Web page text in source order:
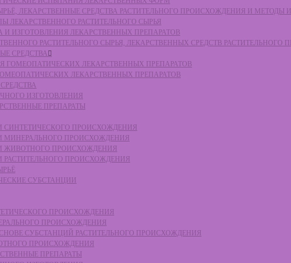
ЛЕКАРСТВЕННЫЕ СРЕДСТВА РАСТИТЕЛЬНОГО ПРОИСХОЖДЕНИЯ И МЕТОДЫ
ЛЕКАРСТВЕННОГО РАСТИТЕЛЬНОГО СЫРЬЯ
И ИЗГОТОВЛЕНИЯ ЛЕКАРСТВЕННЫХ ПРЕПАРАТОВ
РАСТИТЕЛЬНОГО СЫРЬЯ, ЛЕКАРСТВЕННЫХ СРЕДСТВ РАСТИТЕЛЬНОГО
СРЕДСТВА
ГОМЕОПАТИЧЕСКИХ ЛЕКАРСТВЕННЫХ ПРЕПАРАТОВ
ЛЕКАРСТВЕННЫХ ПРЕПАРАТОВ
ИЗГОТОВЛЕНИЯ
ПРЕПАРАТЫ
СИНТЕТИЧЕСКОГО ПРОИСХОЖДЕНИЯ
МИНЕРАЛЬНОГО ПРОИСХОЖДЕНИЯ
ЖИВОТНОГО ПРОИСХОЖДЕНИЯ
РАСТИТЕЛЬНОГО ПРОИСХОЖДЕНИЯ
СУБСТАНЦИИ
ПРОИСХОЖДЕНИЯ
ПРОИСХОЖДЕНИЯ
СУБСТАНЦИЙ РАСТИТЕЛЬНОГО ПРОИСХОЖДЕНИЯ
ПРОИСХОЖДЕНИЯ
ПРЕПАРАТЫ